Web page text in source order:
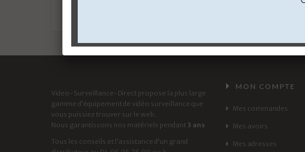
Video-Surveillance-Direct propose la plus large
gamme d'équipement de vidéo surveillance que
vous puissiez trouver sur le web.
Nous garantissons nos matériels pendant 3 ans
Tous les conseils et l'assistance d'un grand
MON COMPTE
Mes commandes
Mes avoirs
Mes adresses